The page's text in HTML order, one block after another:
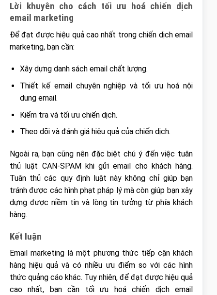
Lời khuyên cho cách tối ưu hoá chiến dịch
email marketing
Để đạt được hiệu quả cao nhất trong chiến dịch email
marketing, bạn cần:
Xây dựng danh sách email chất lượng.
Thiết kế email chuyên nghiệp và tối ưu hoá nội
dung email.
Kiểm tra và tối ưu chiến dịch.
Theo dõi và đánh giá hiệu quả của chiến dịch.
Ngoài ra, bạn cũng nên đặc biệt chú ý đến việc tuân
thủ luật CAN-SPAM khi gửi email cho khách hàng.
Tuân thủ các quy định luật này không chỉ giúp bạn
tránh được các hình phạt pháp lý mà còn giúp bạn xây
dựng được niềm tin và lòng tin tưởng từ phía khách
hàng.
Kết luận
Email marketing là một phương thức tiếp cận khách
hàng hiệu quả và có nhiều ưu điểm so với các hình
thức quảng cáo khác. Tuy nhiên, để đạt được hiệu quả
cao nhất, bạn cần tối ưu hoá chiến dịch email